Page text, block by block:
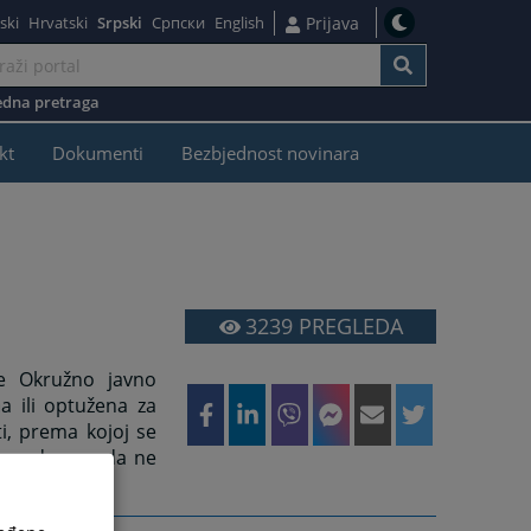
Hrvatski Srpski Српски English Prijava
pretraga
Dokumenti Bezbjednost novinara
Okružno javno
ili optužena za
prema kojoj se
suda ne
3239PREGLEDA